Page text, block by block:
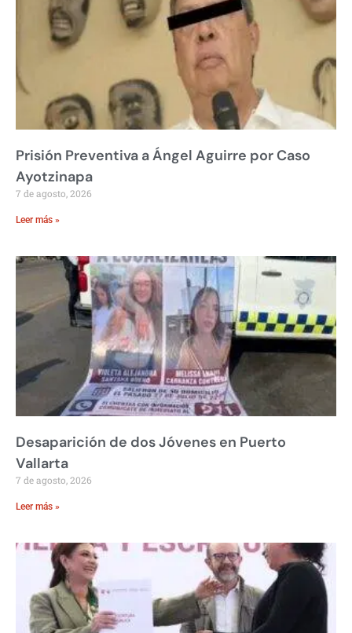
Prisión Preventiva a Ángel Aguirre por Caso
Ayotzinapa
7 de agosto, 2026
Leer más »
Desaparición de dos Jóvenes en Puerto
Vallarta
7 de agosto, 2026
Leer más »